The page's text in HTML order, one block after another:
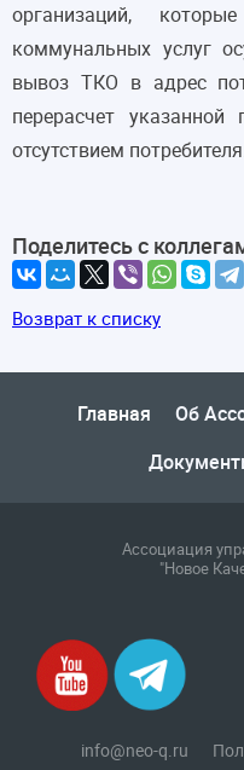
организаций,
коммунальных услуг
вывоз ТКО в адрес
перерасчет
отсутствием
Поделитесь с
Возврат к списку
Главная Об
Ассоциация
"Новое
info@neo-q.ru